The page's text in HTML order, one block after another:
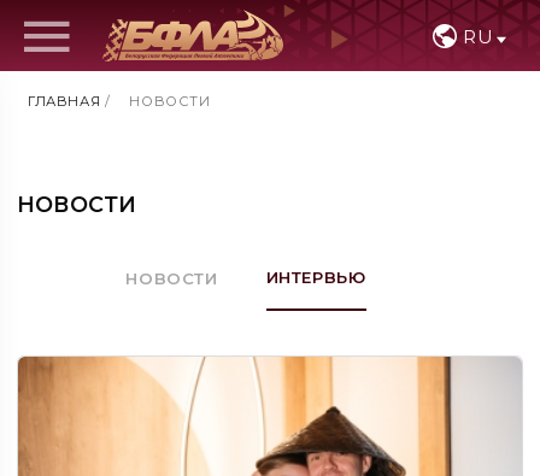
RU
ГЛАВНАЯ / НОВОСТИ
НОВОСТИ
НОВОСТИ ИНТЕРВЬЮ